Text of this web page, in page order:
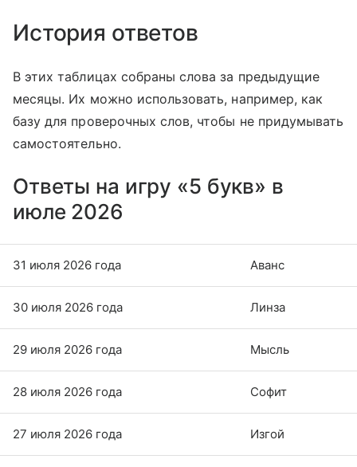
История ответов
В этих таблицах собраны слова за предыдущие
месяцы. Их можно использовать, например, как
базу для проверочных слов, чтобы не придумывать
самостоятельно.
Ответы на игру «5 букв» в
июле 2026
31 июля 2026 года Аванс
30 июля 2026 года Линза
29 июля 2026 года Мысль
28 июля 2026 года Софит
27 июля 2026 года Изгой